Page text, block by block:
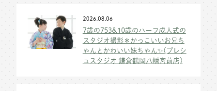
2026.08.06
7歳の753&10歳のハーフ成人式の
スタジオ撮影＊かっこいいお兄ち
ゃんとかわいい妹ちゃん✨(プレシ
ュスタジオ 鎌倉鶴岡八幡宮前店)